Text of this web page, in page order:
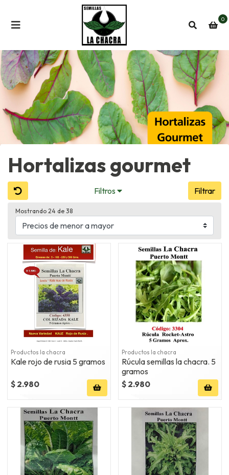
0
Hortalizas gourmet
Filtros Filtrar
Mostrando 24 de 38
Productos la chacra
Kale rojo de rusia 5 gramos
$ 2.980
Productos la chacra
Rúcula semillas la chacra. 5
gramos
$ 2.980